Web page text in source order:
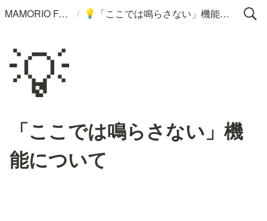
MAMORIO FAQ / 💡 「ここでは鳴らさない」機能について
💡
「ここでは鳴らさない」機
能について